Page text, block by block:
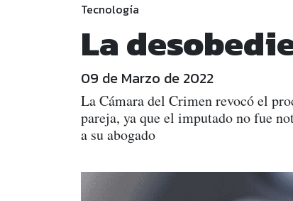
Tecnología
La
09 de Marzo de 2022
La Cámara del Crimen revocó el
pareja, ya que el imputado no fue
a su abogado